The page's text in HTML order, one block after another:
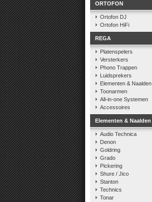
ORTOFON
Ortofon DJ
Ortofon HiFi
REGA
Platenspelers
Versterkers
Phono Trappen
Luidsprekers
Elementen & Naalden
Toonarmen
All-in-one Systemen
Accessoires
Elementen & Naalden
Audio Technica
Denon
Goldring
Grado
Pickering
Shure / Jico
Stanton
Technics
Tonar